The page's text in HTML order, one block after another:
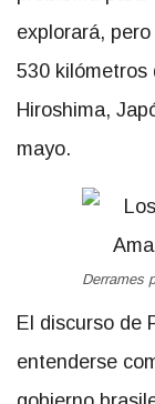
explorará,
530 kilómetros
Hiroshima,
mayo.
Derrames
El discurso de
entenderse